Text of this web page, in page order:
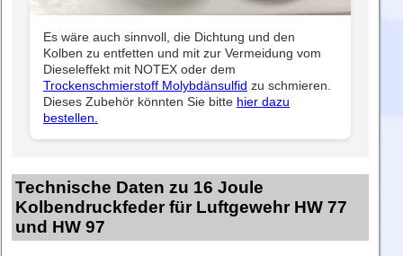
Es wäre auch sinnvoll, die Dichtung und den
Kolben zu entfetten und mit zur Vermeidung vom
Dieseleffekt mit NOTEX oder dem
Trockenschmierstoff Molybdänsulfid zu schmieren.
Dieses Zubehör könnten Sie bitte hier dazu
bestellen.
Technische Daten zu 16 Joule
Kolbendruckfeder für Luftgewehr HW 77
und HW 97